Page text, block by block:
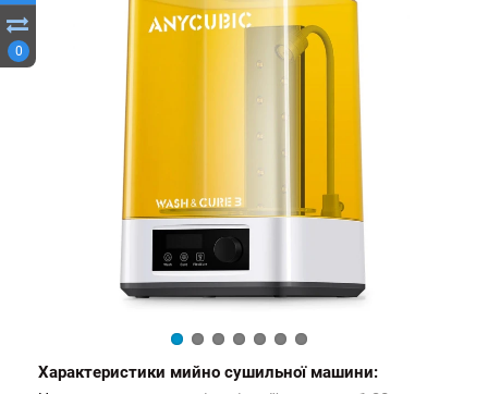
0
Характеристики мийно сушильної машини: